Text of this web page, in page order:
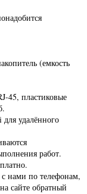
(емкость
45, пластиковые
удалённого
работ.
с нами по телефонам,
сайте обратный